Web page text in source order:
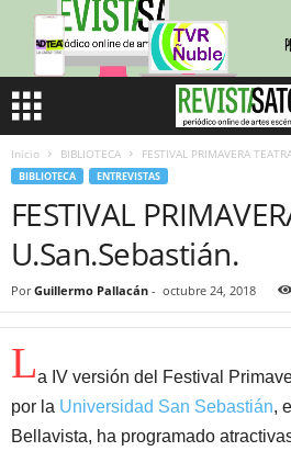
Inicio BIBLIOTECA FESTIVAL PRIMAVERA
BIBLIOTECA ENTREVISTAS
FESTIVAL
U.San.Sebastián.
Por Guillermo Pallacán - octubre 24, 2018
La IV versión del Festival
por la Universidad San Sebastián,
Bellavista, ha programado